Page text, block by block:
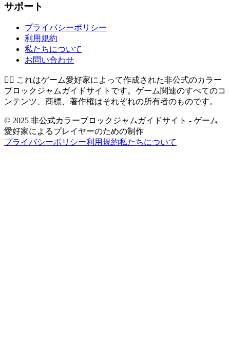
サポート
プライバシーポリシー
利用規約
私たちについて
お問い合わせ
👉🏻 これはゲーム愛好家によって作成された非公式のカラー
ブロックジャムガイドサイトです。ゲーム関連のすべてのコ
ンテンツ、商標、著作権はそれぞれの所有者のものです。
© 2025 非公式カラーブロックジャムガイドサイト - ゲーム
愛好家によるプレイヤーのための制作
プライバシーポリシー利用規約私たちについて